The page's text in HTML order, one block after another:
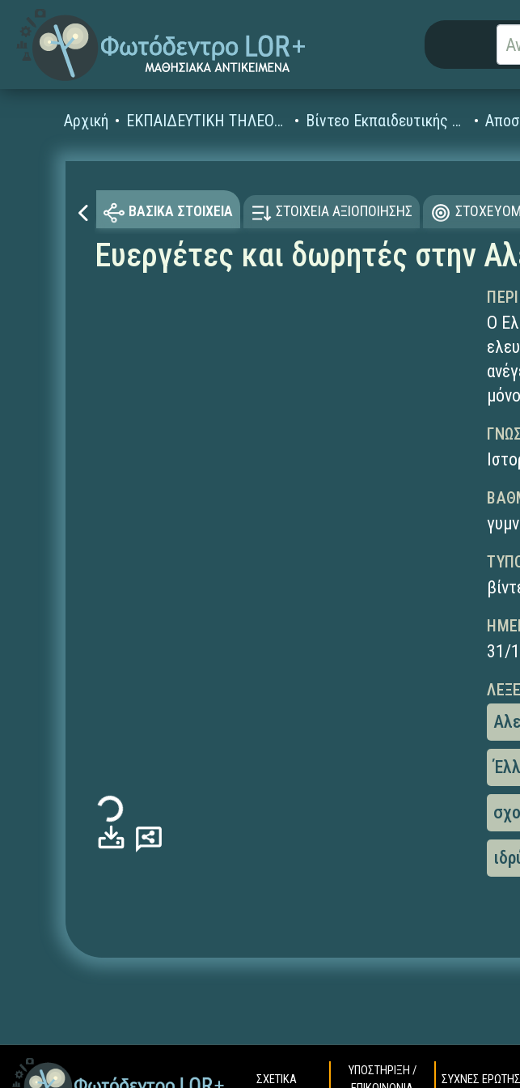
Αρχική ΕΚΠΑΙΔΕΥΤΙΚΗ ΤΗΛΕΟΡΑΣΗ (Ταινίες και βίντεο) Βίντεο Εκπαιδευτικής Τηλεόρασης
ΒΑΣΙΚΑ ΣΤΟΙΧΕΙΑ ΣΤΟΙΧΕΙΑ ΑΞΙΟΠΟΙΗΣΗΣ
Ευεργέτες και δωρητές στην
Φόρτωση...
Ο
31/
ΣΧΕΤΙΚΑ
ΥΠΟΣΤΗΡΙΞΗ /
ΣΥΧΝΕΣ